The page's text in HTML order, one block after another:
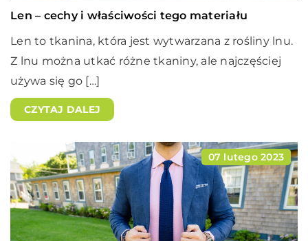
Len – cechy i właściwości tego materiału
Len to tkanina, która jest wytwarzana z rośliny lnu.
Z lnu można utkać różne tkaniny, ale najczęściej
używa się go […]
CZYTAJ DALEJ
07 lutego 2023